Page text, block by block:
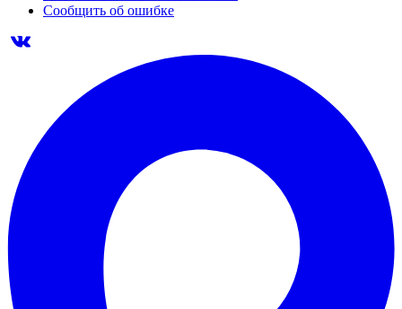
Сообщить об ошибке